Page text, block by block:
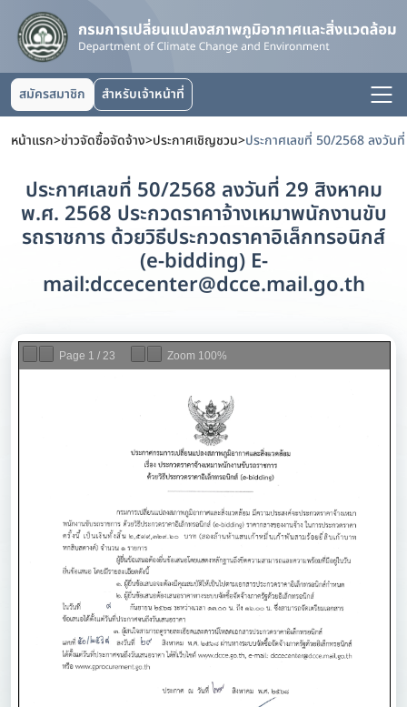
สมัครสมาชิก สำหรับเจ้าหน้าที่
หน้าแรก>ข่าวจัดซื้อจัดจ้าง>ประกาศเชิญชวน>
ประกาศเลขที่ 50/2568 ลงวันที่ 29 สิงหาคม
พ.ศ. 2568 ประกวดราคาจ้างเหมาพนักงานขับ
รถราชการ ด้วยวิธีประกวดราคาอิเล็กทรอนิกส์
(e-bidding) E-
mail:dccecenter@dcce.mail.go.th
Page 1 / 23 Zoom 100%